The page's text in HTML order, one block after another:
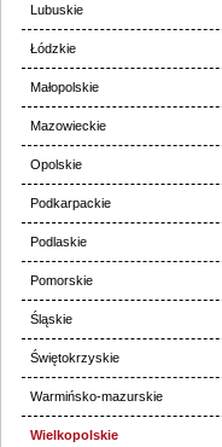
Lubuskie
Łódzkie
Małopolskie
Mazowieckie
Opolskie
Podkarpackie
Podlaskie
Pomorskie
Śląskie
Świętokrzyskie
Warmińsko-mazurskie
Wielkopolskie